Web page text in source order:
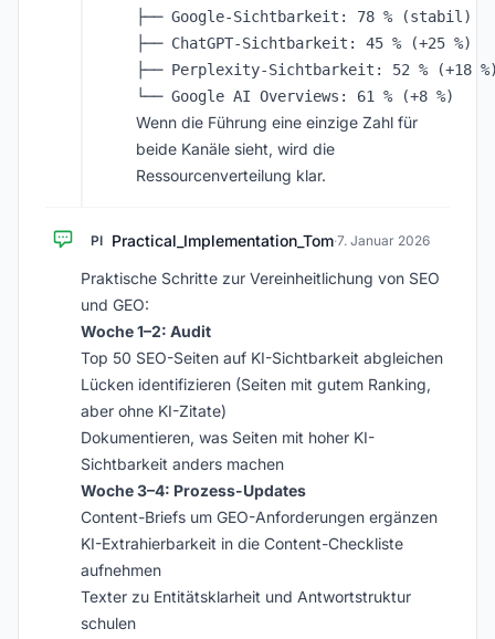
├── Google-Sichtbarkeit: 78 % (stabil)
├── ChatGPT-Sichtbarkeit: 45 % (+25 %)
├── Perplexity-Sichtbarkeit: 52 % (+18
Wenn die Führung eine einzige Zahl für
beide Kanäle sieht, wird die
Ressourcenverteilung klar.
PI Practical_Implementation_Tom·7. Januar 2026
Praktische Schritte zur Vereinheitlichung von SEO
und GEO:
Woche 1–2: Audit
Top 50 SEO-Seiten auf KI-Sichtbarkeit abgleichen
Lücken identifizieren (Seiten mit gutem Ranking,
aber ohne KI-Zitate)
Dokumentieren, was Seiten mit hoher KI-
Sichtbarkeit anders machen
Woche 3–4: Prozess-Updates
Content-Briefs um GEO-Anforderungen ergänzen
KI-Extrahierbarkeit in die Content-Checkliste
aufnehmen
Texter zu Entitätsklarheit und Antwortstruktur
schulen